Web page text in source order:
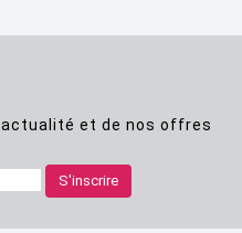
et de nos offres
S'inscrire